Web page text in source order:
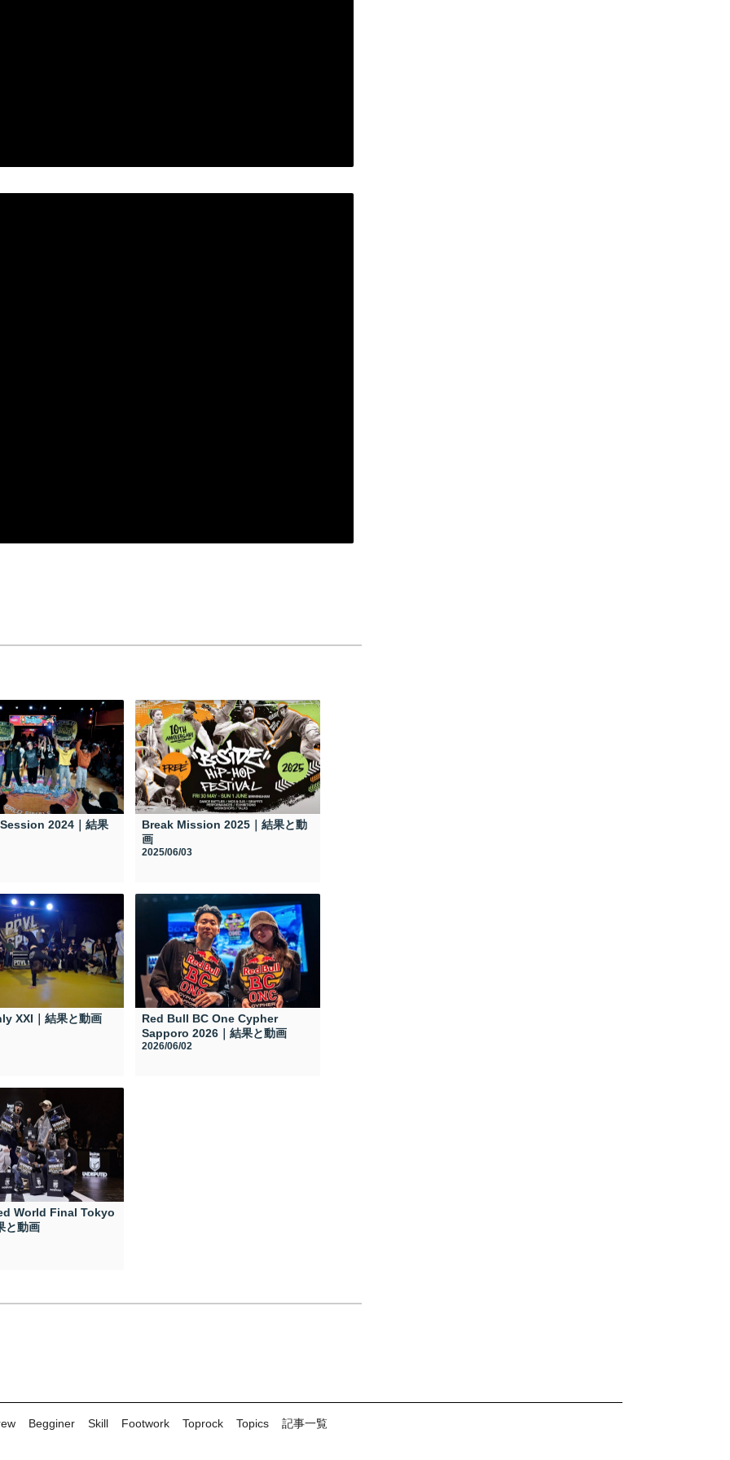
2024｜結果
Break Mission 2025｜結果と動
画
2025/06/03
XXI｜結果と動画
Red Bull BC One Cypher
Sapporo 2026｜結果と動画
2026/06/02
World Final Tokyo
と動画
Begginer Skill Footwork Toprock Topics 記事一覧